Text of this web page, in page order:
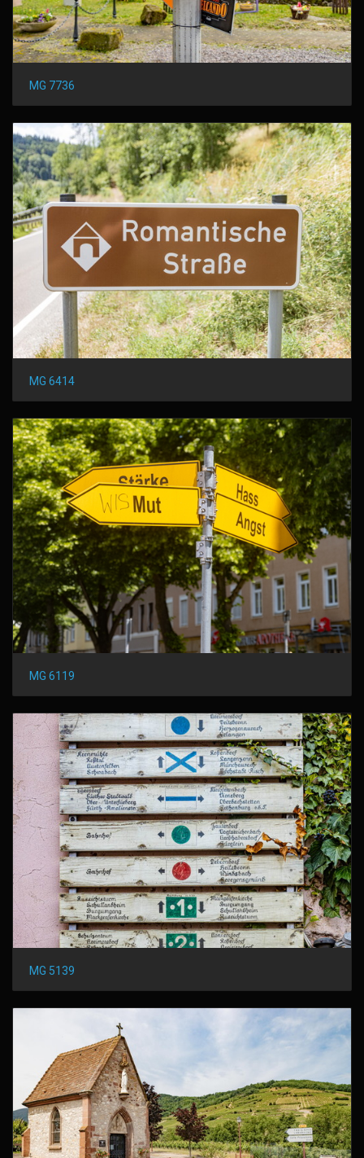
MG 7736
MG 6414
MG 6119
MG 5139